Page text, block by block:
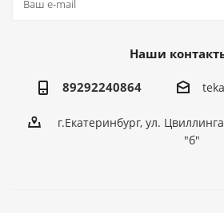
Наши
89292240864
г.Екатеринбург, ул.
"б"